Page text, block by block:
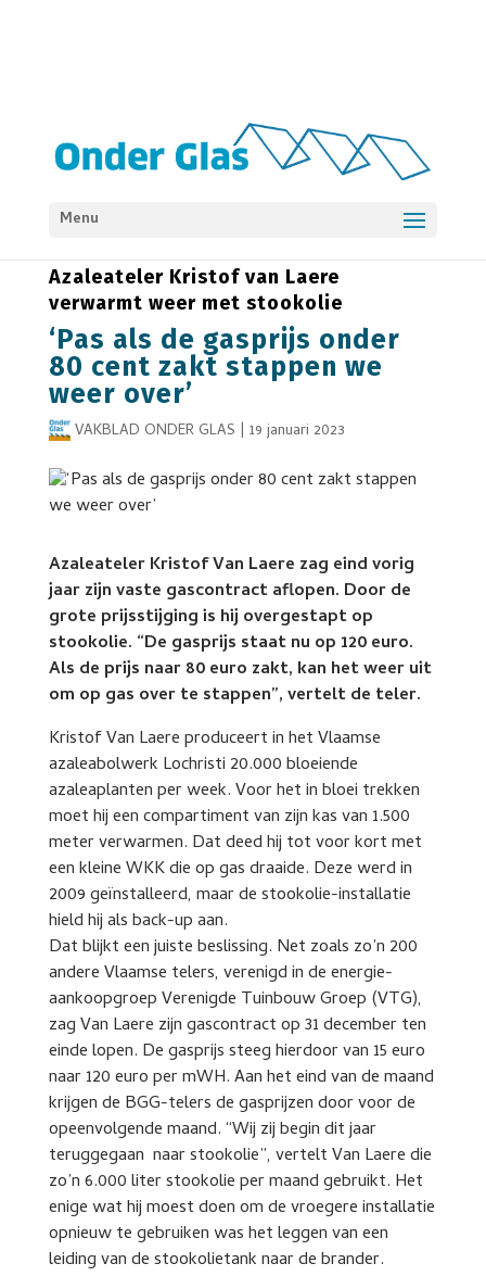
Menu
ENERGIE & CO2
Azaleateler Kristof van Laere
verwarmt weer met stookolie
‘Pas als de gasprijs onder
80 cent zakt stappen we
weer over’
VAKBLAD ONDER GLAS | 19 januari 2023
Azaleateler Kristof Van Laere zag eind vorig
jaar zijn vaste gascontract aflopen. Door de
grote prijsstijging is hij overgestapt op
stookolie. “De gasprijs staat nu op 120 euro.
Als de prijs naar 80 euro zakt, kan het weer uit
om op gas over te stappen”, vertelt de teler.
Kristof Van Laere produceert in het Vlaamse
azaleabolwerk Lochristi 20.000 bloeiende
azaleaplanten per week. Voor het in bloei trekken
moet hij een compartiment van zijn kas van 1.500
meter verwarmen. Dat deed hij tot voor kort met
een kleine WKK die op gas draaide. Deze werd in
2009 geïnstalleerd, maar de stookolie-installatie
hield hij als back-up aan.
Dat blijkt een juiste beslissing. Net zoals zo’n 200
andere Vlaamse telers, verenigd in de energie-
aankoopgroep Verenigde Tuinbouw Groep (VTG),
zag Van Laere zijn gascontract op 31 december ten
einde lopen. De gasprijs steeg hierdoor van 15 euro
naar 120 euro per mWH. Aan het eind van de maand
krijgen de BGG-telers de gasprijzen door voor de
opeenvolgende maand. “Wij zij begin dit jaar
teruggegaan naar stookolie”, vertelt Van Laere die
zo’n 6.000 liter stookolie per maand gebruikt. Het
enige wat hij moest doen om de vroegere installatie
opnieuw te gebruiken was het leggen van een
leiding van de stookolietank naar de brander.